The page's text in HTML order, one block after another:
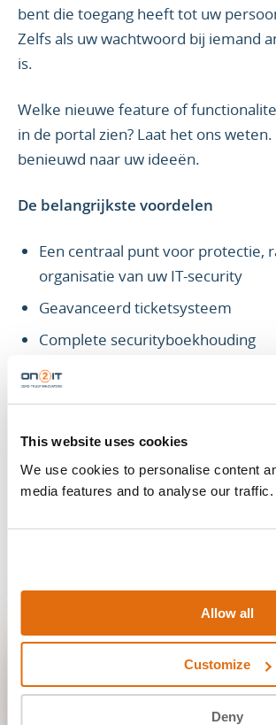
This website uses cookies
We use cookies to personalise content
media features and to analyse our traffic.
Allow all
Customize
Deny
bent die toegang heeft tot uw
Zelfs als uw wachtwoord bij iemand
is.
Welke nieuwe feature of
in de portal zien? Laat het ons weten.
benieuwd naar uw ideeën.
De belangrijkste voordelen
Een centraal punt voor protectie,
organisatie van uw IT-security
Geavanceerd ticketsysteem
Complete securityboekhouding
Realtime inzicht in IT-security
Maandelijkse rapportage
Meer weten?Neem contact met ons
Nieuwe blogartikelen direct in je inbox.
te zeggen.